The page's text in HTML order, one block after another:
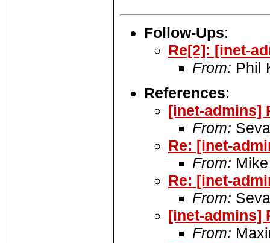
Follow-Ups:
Re[2]: [inet-
From: Phil
References:
[inet-admins]
From:
Re: [inet-
From:
Re: [inet-
From:
[inet-admins]
From: